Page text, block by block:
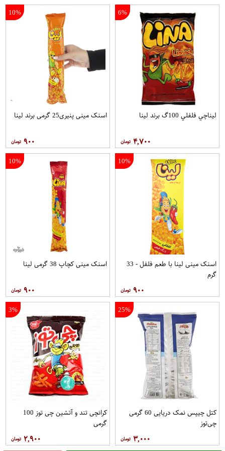
6%
ليناچي فلفلي 100گ برند لینا
۴,۷۰۰
10%
اسنک مینی پنیری25 گرمی برند لینا
۹۰۰
10%
اسنک مینی لینا با طعم فلفل - 33
گرم
۹۰۰
10%
اسنک مینی کچاپ 38 گرمی لینا
۹۰۰
25%
کتل چیپس نمک دریایی 60 گرمی
چی‌توز
۳,۰۰۰
3%
کرانچی تند و آتشین چی توز 100
گرمی
۲,۹۰۰